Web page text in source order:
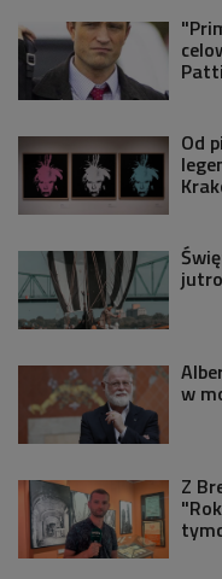
Od
w
Z